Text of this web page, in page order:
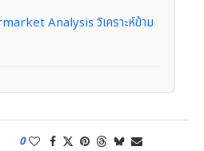
Analysis วิเคราะห์ข้าม
0